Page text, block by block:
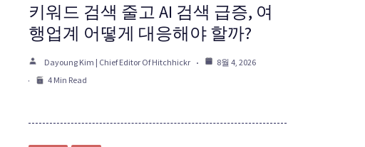
키워드 검색 줄고 AI 검색 급증, 여
행업계 어떻게 대응해야 할까?
Dayoung Kim | Chief Editor Of Hitchhickr
8월 4, 2026
4 Min Read